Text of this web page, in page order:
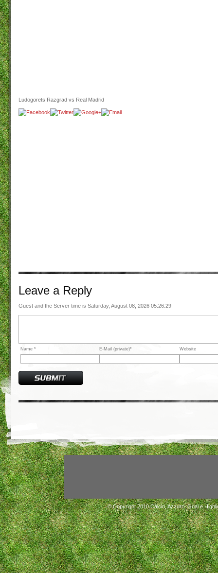
Ludogorets Razgrad vs Real Madrid
Leave a Reply
Guest and the Server time is Saturday, August 08, 2026 05:26:29
Name * E-Mail (private)* Website
© Copyright 2010Calcio, Azzurri, Goal e